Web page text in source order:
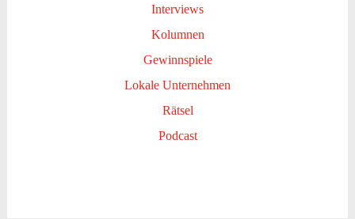
Interviews
Kolumnen
Gewinnspiele
Lokale Unternehmen
Rätsel
Podcast